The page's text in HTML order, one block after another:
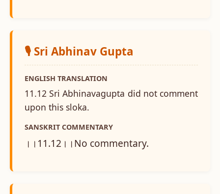
🎙️ Sri Abhinav Gupta
ENGLISH TRANSLATION
11.12 Sri Abhinavagupta did not comment
upon this sloka.
SANSKRIT COMMENTARY
।।11.12।।No commentary.